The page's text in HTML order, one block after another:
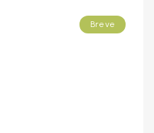
Breve